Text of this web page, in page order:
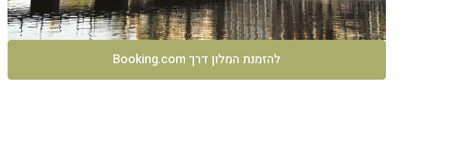
להזמנת המלון דרך Booking.com